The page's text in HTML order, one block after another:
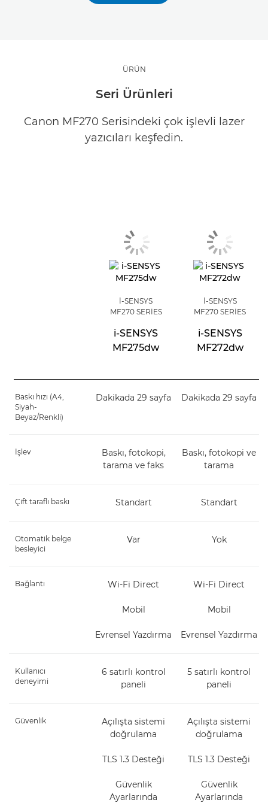
ÜRÜN
Seri Ürünleri
Canon MF270 Serisindeki çok işlevli lazer
yazıcıları keşfedin.
I-SENSYS
MF270 SERIES
i-SENSYS
MF275dw
I-SENSYS
MF270 SERIES
i-SENSYS
MF272dw
Baskı hızı (A4,
Siyah-
Beyaz/Renkli)
Dakikada 29 sayfa Dakikada 29 sayfa
İşlev
Baskı, fotokopi,
tarama ve faks
Baskı, fotokopi ve
tarama
Çift taraflı baskı Standart Standart
Otomatik belge
besleyici
Var Yok
Bağlantı Wi-Fi Direct
Mobil
Evrensel Yazdırma
Wi-Fi Direct
Mobil
Evrensel Yazdırma
Kullanıcı
deneyimi
6 satırlı kontrol
paneli
5 satırlı kontrol
paneli
Güvenlik
Açılışta sistemi
doğrulama
TLS 1.3 Desteği
Güvenlik
Ayarlarında
Açılışta sistemi
doğrulama
TLS 1.3 Desteği
Güvenlik
Ayarlarında